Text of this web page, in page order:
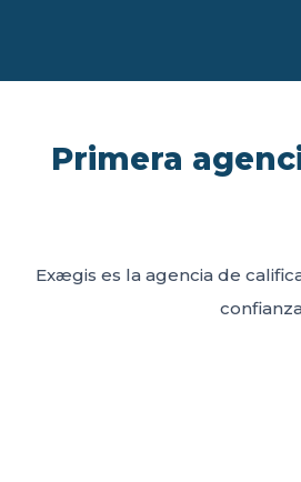
Primera
Exægis es la agencia de